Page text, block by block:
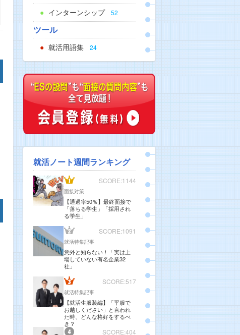
インターンシップ 52
ツール
就活用語集 24
就活ノート週間ランキング
SCORE:1144
面接対策
【通過率50％】最終面接で
「落ちる学生」「採用され
る学生」
SCORE:1091
就活特集記事
意外と知らない！「実は上
場していない有名企業32
社」
SCORE:517
就活特集記事
【就活生服装編】「平服で
お越しください」と言われ
た時、どんな格好をするべ
き？
SCORE:404